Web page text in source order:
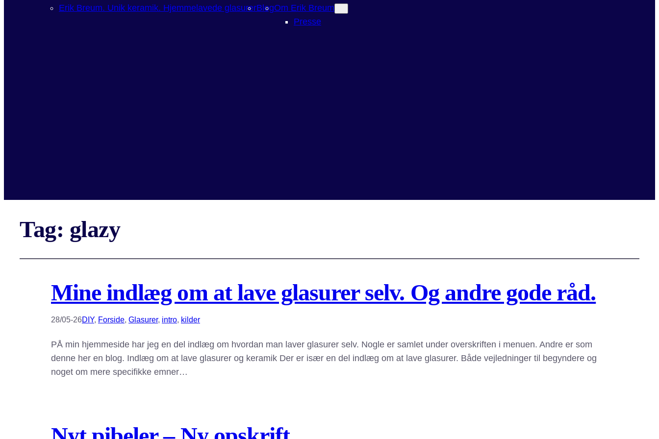
Erik Breum. Unik keramik. Hjemmelavede glasurerBlogOm Erik Breum
Presse
Tag: glazy
Mine indlæg om at lave glasurer selv. Og andre gode råd.
28/05-26DIY, Forside, Glasurer, intro, kilder
PÅ min hjemmeside har jeg en del indlæg om hvordan man laver glasurer selv. Nogle er samlet under overskriften i menuen. Andre er som
denne her en blog. Indlæg om at lave glasurer og keramik Der er især en del indlæg om at lave glasurer. Både vejledninger til begyndere og
noget om mere specifikke emner…